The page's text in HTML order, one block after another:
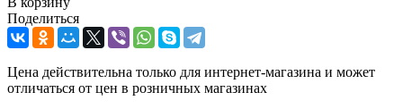
Поделиться
Цена действительна только для интернет-магазина и может
отличаться от цен в розничных магазинах